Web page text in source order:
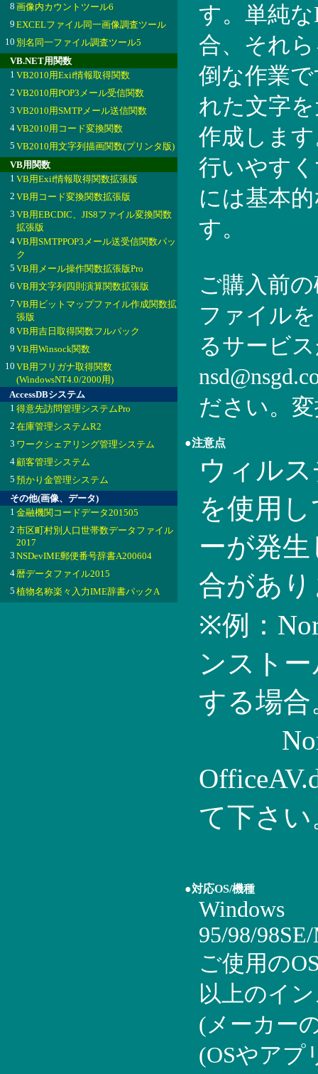
8 画像内カウントツール6
9 EXCELファイル同一画像調査ツール
10 別名同一ファイル調査ツール5
VB.NET用関数
1 VB2010用Exif情報取得関数
2 VB2010用POP3メール受信関数
3 VB2010用SMTPメール送信関数
4VB2010用コード変換関数
5 VB2010用文字列描画関数(プリンタ版)
VB用関数
1 VB用Exif情報取得関数拡張版
2 VB用コード変換関数拡張版
3 VB用EBCDIC、JIS8ファイル変換関数
拡張版
4VB用SMTPPOP3メール送受信関数パッ
ク
5 VB用メール操作関数拡張版Pro
6 VB用文字列四則演算関数拡張版
7 VB用ビットマップファイル作成関数拡
張版
8 VB用吉日取得関数フルパック
9 VB用Winsock関数
10 VB用フリガナ取得関数
(WindowsNT4.0/2000用)
AccessDBシステム
1 得意先訪問管理システムPro
2 在庫管理システムR2
3 ワークシェアリング管理システム
4顧客管理システム
5 預かり金管理システム
その他(画像、データ)
1 金融機関コードデータ201505
2 市区町村別人口世帯数データファイル
2017
3 NSDevIME郵便番号辞書A200604
4暦データファイル2015
5 植物名称楽々入力IME辞書パックA
す。単純
合、それ
倒な作業
れた文字
作成しま
行いやす
には基本
す。
ご購入前
ファイル
るサービ
ださい。
●注意点
ウィル
を使用
ーが発
合があ
※例：
ンスト
する場合
て下さい
●対応OS/機種
Windows
95/98/
ご使用の
以上のイ
(メーカー
(OSやアプ